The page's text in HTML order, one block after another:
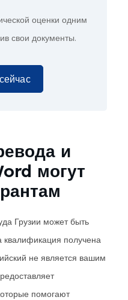
оценки одним
свои документы.
и
могут
Грузии может быть
квалификация получена
не является вашим
помогают